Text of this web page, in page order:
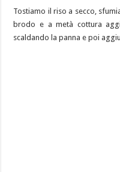
Tostiamo il riso a secco,
brodo e a metà cottura
scaldando la panna e poi